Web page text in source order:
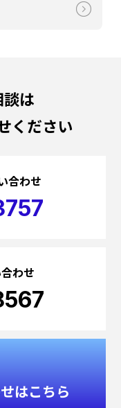
は
ください
合わせ
わせ
はこちら